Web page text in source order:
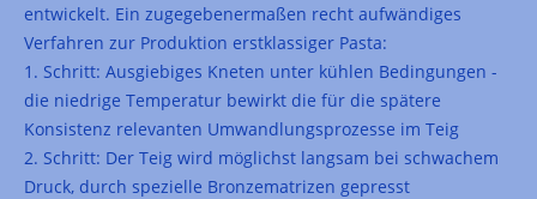
entwickelt. Ein zugegebenermaßen recht aufwändiges
Verfahren zur Produktion erstklassiger Pasta:
1. Schritt: Ausgiebiges Kneten unter kühlen Bedingungen -
die niedrige Temperatur bewirkt die für die spätere
Konsistenz relevanten Umwandlungsprozesse im Teig
2. Schritt: Der Teig wird möglichst langsam bei schwachem
Druck, durch spezielle Bronzematrizen gepresst